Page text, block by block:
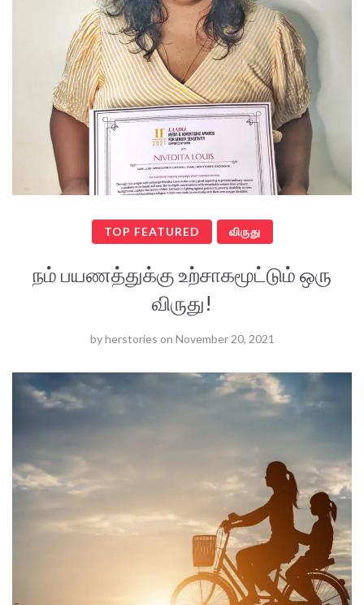
TOP FEATURED விருது
நம் பயணத்துக்கு உற்சாகமூட்டும் ஒரு
விருது!
byherstories on November 20, 2021